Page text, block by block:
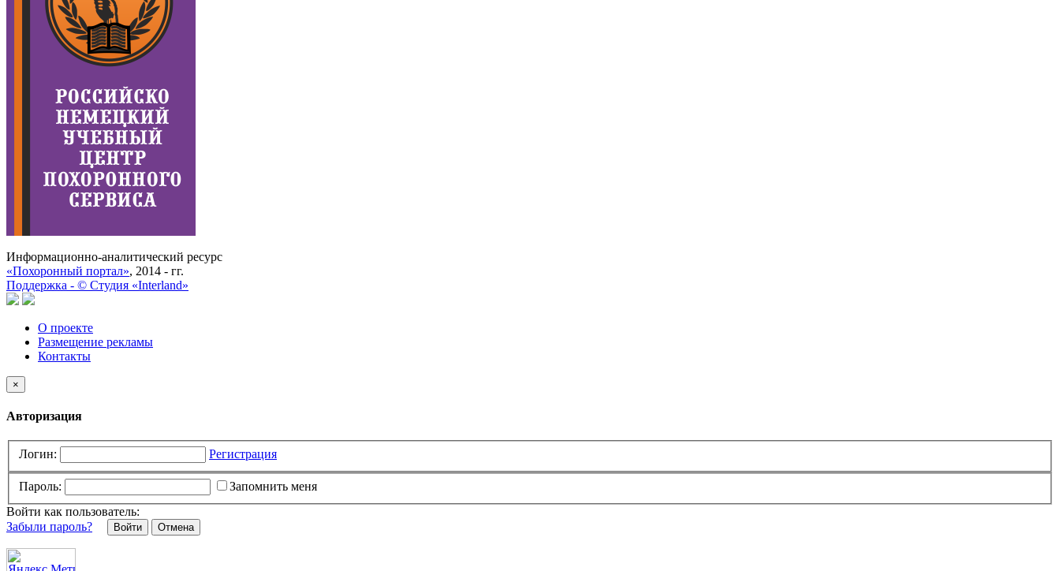
Информационно-аналитический ресурс
«Похоронный портал», 2014 - гг.
Поддержка - © Cтудия «Interland»
О проекте
Размещение рекламы
Контакты
×
Авторизация
Логин: Регистрация
Пароль:
Запомнить меня
Войти как пользователь:
Забыли пароль?
Отмена